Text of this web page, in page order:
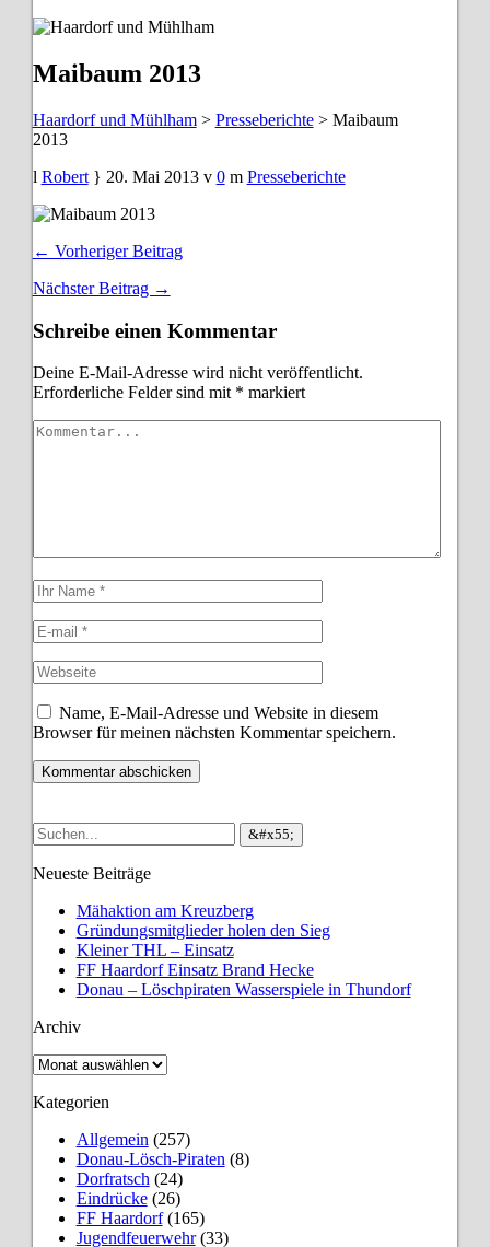
Maibaum 2013
Haardorf und Mühlham> Presseberichte> Maibaum
2013
Robert
20. Mai 2013 0 Presseberichte
← Vorheriger Beitrag
Nächster Beitrag →
Schreibe einen Kommentar
Deine E-Mail-Adresse wird nicht veröffentlicht.
Erforderliche Felder sind mit * markiert
Name, E-Mail-Adresse und Website in diesem
Browser für meinen nächsten Kommentar speichern.
Neueste Beiträge
Mähaktion am Kreuzberg
Gründungsmitglieder holen den Sieg
Kleiner THL – Einsatz
FF Haardorf Einsatz Brand Hecke
Donau – Löschpiraten Wasserspiele in Thundorf
Archiv
Archiv
Kategorien
Allgemein (257)
Donau-Lösch-Piraten (8)
Dorfratsch (24)
Eindrücke(26)
FF Haardorf(165)
Jugendfeuerwehr(33)